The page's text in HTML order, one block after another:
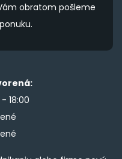
obratom pošleme
18:00